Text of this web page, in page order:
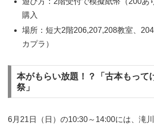
購入
場所：短大2階206,207,208教室、
カプラ）
本がもらい放題！？「古本もって
祭」
6月21日（日）の10:30～14:00には、滝